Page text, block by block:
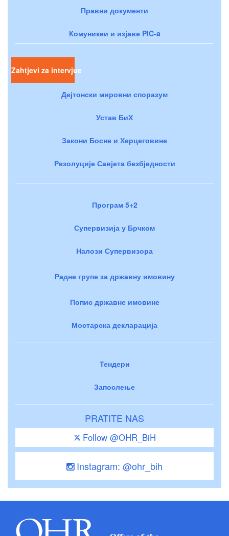
Правни документи
Комуникеи и изјаве PIC-a
Zahtjevi za intervjue
Дејтонски мировни споразум
Устав БиХ
Закони Босне и Херцеговине
Резолуције Савјета безбједности
Програм 5+2
Супервизија у Брчком
Налози Супервизора
Радне групе за државну имовину
Попис државне имовине
Мостарска декларација
Тендери
Запослење
PRATITE NAS
Follow @OHR_BiH
Instagram: @ohr_bih